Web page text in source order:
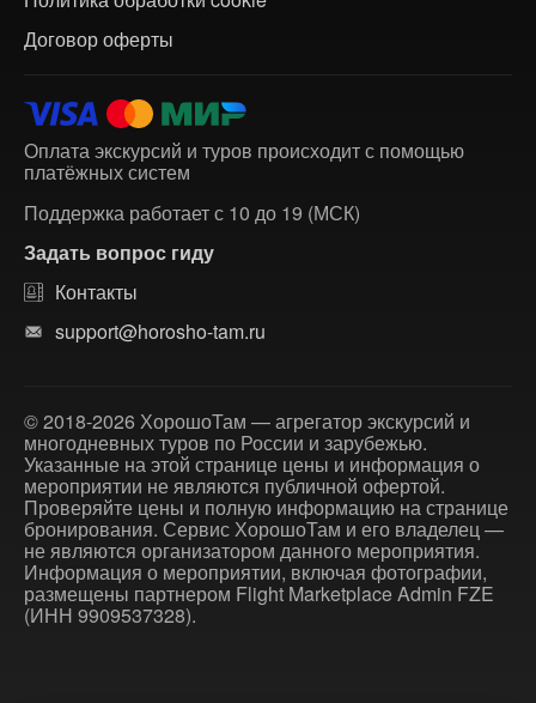
Договор оферты
Оплата экскурсий и туров происходит с помощью
платёжных систем
Поддержка работает с 10 до 19 (МСК)
Задать вопрос гиду
Контакты
support@horosho-tam.ru
© 2018-2026 ХорошоТам — агрегатор экскурсий и
многодневных туров по России и зарубежью.
Указанные на этой странице цены и информация о
мероприятии не являются публичной офертой.
Проверяйте цены и полную информацию на странице
бронирования. Сервис ХорошоТам и его владелец —
не являются организатором данного мероприятия.
Информация о мероприятии, включая фотографии,
размещены партнером Flight Marketplace Admin FZE
(ИНН 9909537328).